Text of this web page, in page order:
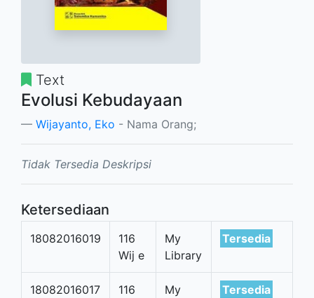
Text
Evolusi Kebudayaan
Wijayanto, Eko - Nama Orang;
Tidak Tersedia Deskripsi
Ketersediaan
18082016019
116
Wij e
My
Library
Tersedia
18082016017
116
My
Tersedia